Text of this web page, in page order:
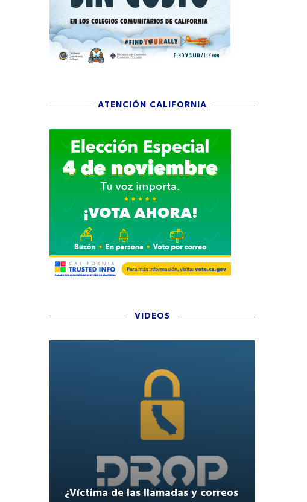
ATENCIÓN CALIFORNIA
VIDEOS
¿Víctima de las llamadas y correos